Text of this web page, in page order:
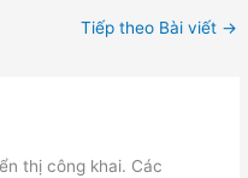
Tiếp theo Bài viết →
thị công khai. Các